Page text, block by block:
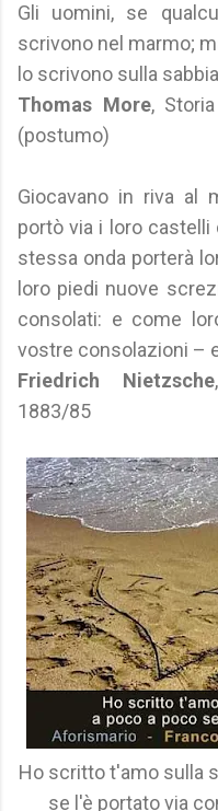
Gli uomini, se
scrivono nel marmo;
lo scrivono sulla
Thomas More,
(postumo)
Giocavano in riva al
portò via i loro castelli
stessa onda porterà
loro piedi nuove
consolati: e come
vostre consolazioni –
Friedrich Nietzsche
1883/85
Ho scritto t'amo sulla
se l'è portato via